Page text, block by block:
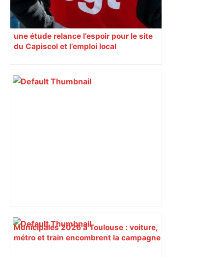
une étude relance l’espoir pour le site
du Capiscol et l’emploi local
Municipales 2026 à Toulouse : voiture,
métro et train encombrent la campagne